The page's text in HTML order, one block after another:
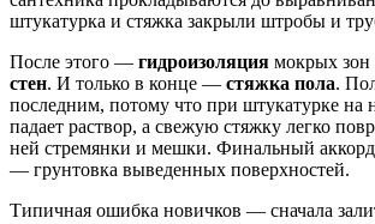
штукатурка и стяжка закрыли штробы и
После этого — гидроизоляция мокрых зон
стен. И только в конце — стяжка пола.
последним, потому что при штукатурке на
падает раствор, а свежую стяжку легко
ней стремянки и мешки. Финальный аккорд
— грунтовка выведенных поверхностей.
Типичная ошибка новичков — сначала